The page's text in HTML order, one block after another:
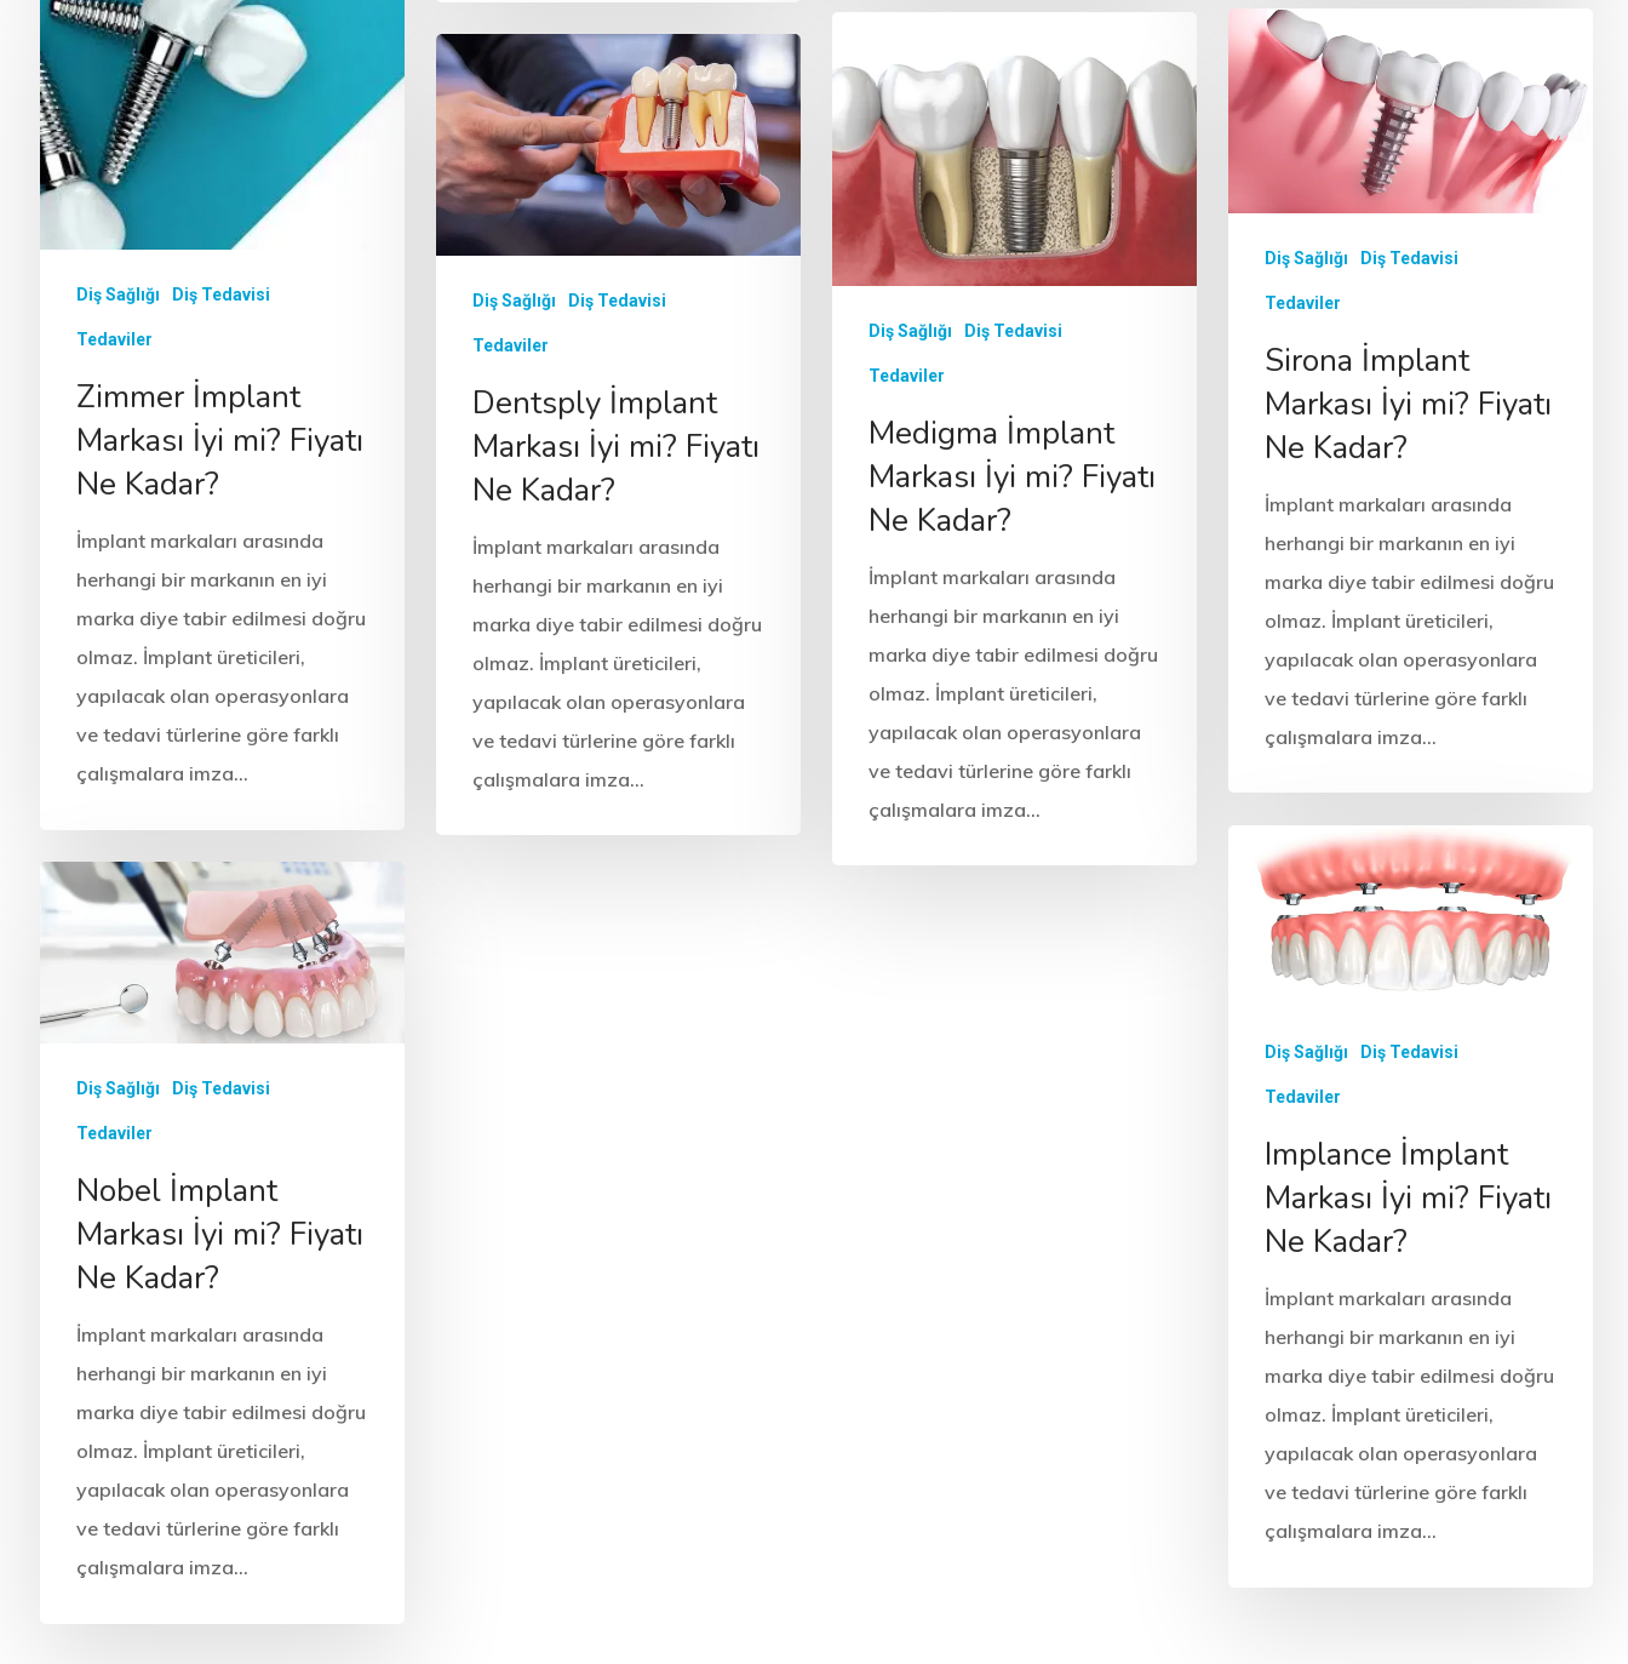
Diş Sağlığı Diş Tedavisi
Tedaviler
Zimmer İmplant
Markası İyi mi? Fiyatı
Ne Kadar?
İmplant markaları arasında
herhangi bir markanın en iyi
marka diye tabir edilmesi doğru
olmaz. İmplant üreticileri,
yapılacak olan operasyonlara
ve tedavi türlerine göre farklı
çalışmalara imza…
Diş Sağlığı Diş Tedavisi
Tedaviler
Sirona İmplant
Markası İyi mi? Fiyatı
Ne Kadar?
İmplant markaları arasında
herhangi bir markanın en iyi
marka diye tabir edilmesi doğru
olmaz. İmplant üreticileri,
yapılacak olan operasyonlara
ve tedavi türlerine göre farklı
çalışmalara imza…
Diş Sağlığı Diş Tedavisi
Tedaviler
Medigma İmplant
Markası İyi mi? Fiyatı
Ne Kadar?
İmplant markaları arasında
herhangi bir markanın en iyi
marka diye tabir edilmesi doğru
olmaz. İmplant üreticileri,
yapılacak olan operasyonlara
ve tedavi türlerine göre farklı
çalışmalara imza…
Diş Sağlığı Diş Tedavisi
Tedaviler
Dentsply İmplant
Markası İyi mi? Fiyatı
Ne Kadar?
İmplant markaları arasında
herhangi bir markanın en iyi
marka diye tabir edilmesi doğru
olmaz. İmplant üreticileri,
yapılacak olan operasyonlara
ve tedavi türlerine göre farklı
çalışmalara imza…
Diş Sağlığı Diş Tedavisi
Tedaviler
Implance İmplant
Markası İyi mi? Fiyatı
Ne Kadar?
İmplant markaları arasında
herhangi bir markanın en iyi
marka diye tabir edilmesi doğru
olmaz. İmplant üreticileri,
yapılacak olan operasyonlara
ve tedavi türlerine göre farklı
çalışmalara imza…
Diş Sağlığı Diş Tedavisi
Tedaviler
Nobel İmplant
Markası İyi mi? Fiyatı
Ne Kadar?
İmplant markaları arasında
herhangi bir markanın en iyi
marka diye tabir edilmesi doğru
olmaz. İmplant üreticileri,
yapılacak olan operasyonlara
ve tedavi türlerine göre farklı
çalışmalara imza…